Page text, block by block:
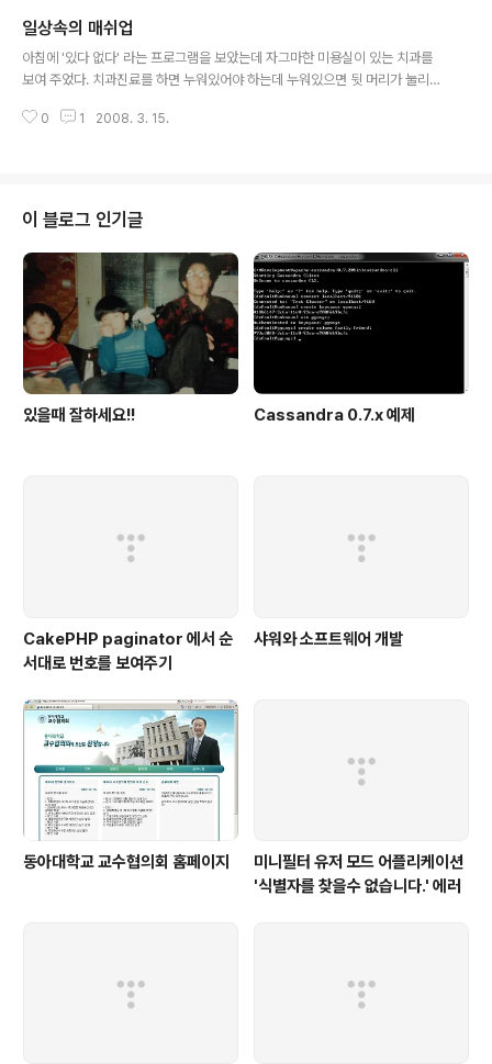
우에는 불쾌하기도 합니다. 그럴때 마다 인상을 찡그리고
짜증을 낸다면 둘다 기분이 나쁠것입니다. 그럴때 과감하
게 '죄송합니다.' 라는 말과 함께 시익~ 미소를 지어주세요.
을 미소짓게 만드는 가장 쉬운 방법은 그사람을 보고 먼저
일상속의 매쉬업
아침에 '있다 없다' 라는 프로그램을 보았는데 자그마한 미용실이 있는 치과를
보여 주었다. 치과진료를 하면 누워있어야 하는데 누워있으면 뒷 머리가 눌리기
수 있도록 치과 원장님꼐서 생각 한 것이다. 방송에서 보여준 또 다든 예는 미용
4%EC%89%AC%EC%97%85매쉬업(영어: Mashup)은 웹 상으로 제공되
고 있는 정보나 서비스를 융합하여 새로운 소프트웨어나 서비스, 데이터베이스
..
0 1 2008. 3. 15.
이 블로그 인기글
있을때 잘하세요!! Cassandra 0.7.x 예제
CakePHP paginator 에서 순
서대로 번호를 보여주기
샤워와 소프트웨어 개발
동아대학교 교수협의회 홈페이지
미니필터 유저 모드 어플리케이션
'식별자를 찾을수 없습니다.' 에러